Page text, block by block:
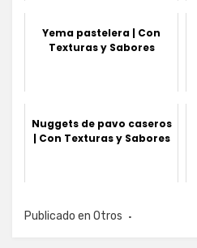
Yema pastelera | Con
Texturas y Sabores
Nuggets de pavo caseros
| Con Texturas y Sabores
Publicado en Otros